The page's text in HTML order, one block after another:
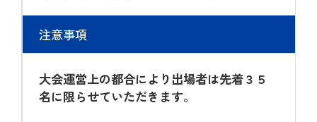
注意事項
大会運営上の都合により出場者は先着３５
名に限らせていただきます。